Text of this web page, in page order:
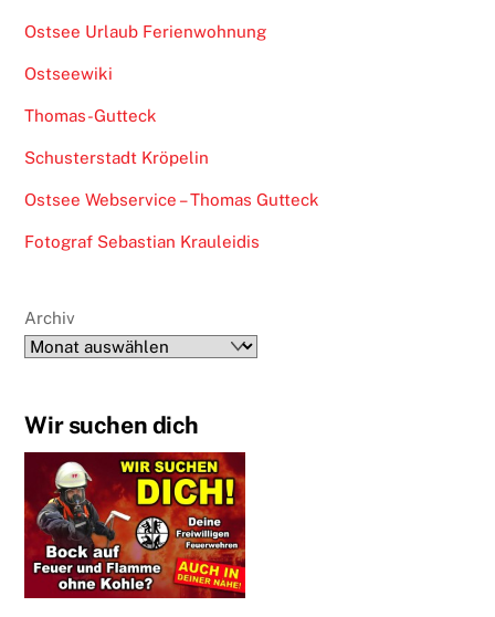
Ostsee Urlaub Ferienwohnung
Ostseewiki
Thomas-Gutteck
Schusterstadt Kröpelin
Ostsee Webservice – Thomas Gutteck
Fotograf Sebastian Krauleidis
Archiv
Wir suchen dich